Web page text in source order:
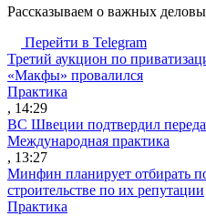
Рассказываем о важных
Перейти в Telegram
Третий аукцион по
«Макфы» провалился
Практика
, 14:29
ВС Швеции подтвердил
Международная практика
, 13:27
Минфин планирует отбирать
строительстве по их репутации
Практика